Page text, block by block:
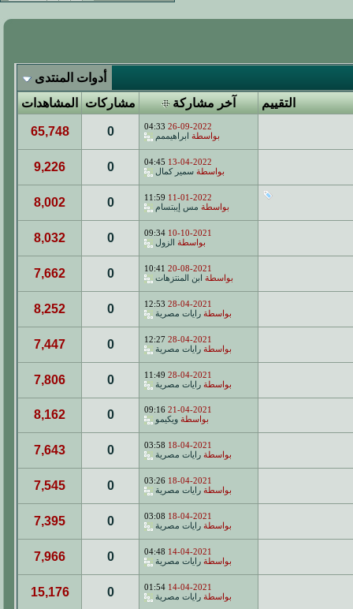
أدوات المنتدى
التقييم
آخر مشاركة مشاركات
المشاهدات
26-09-2022
04:33
بواسطة
ابراهيممم 0
65,748
13-04-2022
04:45
بواسطة سمير كمال 0
9,226
11-01-2022
11:59
بواسطة مس إيبتسام 0
8,002
10-10-2021
09:34
بواسطة
الزول 0
8,032
20-08-2021
10:41
بواسطة
ابن المنتزهات 0
7,662
28-04-2021
12:53
بواسطة رايات مصرية 0
8,252
28-04-2021
12:27
بواسطة رايات مصرية 0
7,447
28-04-2021
11:49
بواسطة رايات مصرية 0
7,806
21-04-2021
09:16
بواسطة ويكيمو 0
8,162
18-04-2021
03:58
بواسطة رايات مصرية 0
7,643
18-04-2021
03:26
بواسطة رايات مصرية 0
7,545
18-04-2021
03:08
بواسطة رايات مصرية 0
7,395
14-04-2021
04:48
بواسطة رايات مصرية 0
7,966
14-04-2021
01:54
بواسطة رايات مصرية 0
15,176